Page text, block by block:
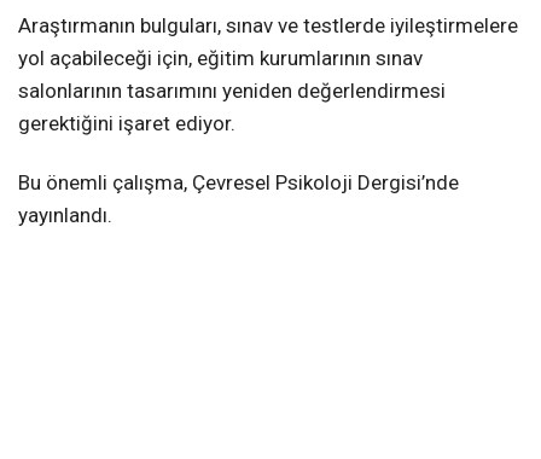
Araştırmanın bulguları, sınav ve testlerde iyileştirmelere
yol açabileceği için, eğitim kurumlarının sınav
salonlarının tasarımını yeniden değerlendirmesi
gerektiğini işaret ediyor.
Bu önemli çalışma, Çevresel Psikoloji Dergisi’nde
yayınlandı.